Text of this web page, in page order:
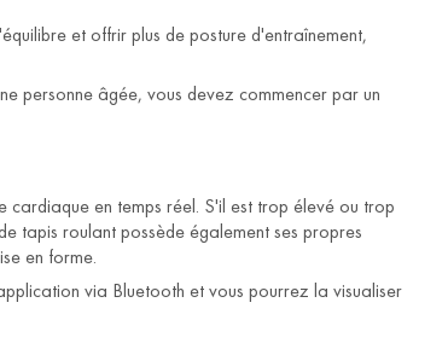
et offrir plus de posture d'entraînement,
personne âgée, vous devez commencer par un
en temps réel. S'il est trop élevé ou trop
tapis roulant possède également ses propres
en forme.
via Bluetooth et vous pourrez la visualiser